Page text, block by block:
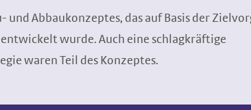
und Abbaukonzeptes, das auf Basis der
wurde. Auch eine schlagkräftige
waren Teil des Konzeptes.